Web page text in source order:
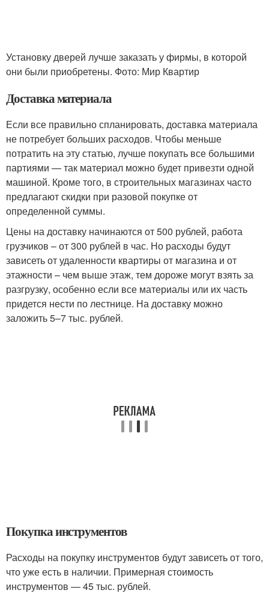
Установку дверей лучше заказать у фирмы, в которой
они были приобретены. Фото: Мир Квартир
Доставка материала
Если все правильно спланировать, доставка материала
не потребует больших расходов. Чтобы меньше
потратить на эту статью, лучше покупать все большими
партиями — так материал можно будет привезти одной
машиной. Кроме того, в строительных магазинах часто
предлагают скидки при разовой покупке от
определенной суммы.
Цены на доставку начинаются от 500 рублей, работа
грузчиков – от 300 рублей в час. Но расходы будут
зависеть от удаленности квартиры от магазина и от
этажности – чем выше этаж, тем дороже могут взять за
разгрузку, особенно если все материалы или их часть
придется нести по лестнице. На доставку можно
заложить 5–7 тыс. рублей.
Покупка инструментов
Расходы на покупку инструментов будут зависеть от того,
что уже есть в наличии. Примерная стоимость
инструментов — 45 тыс. рублей.